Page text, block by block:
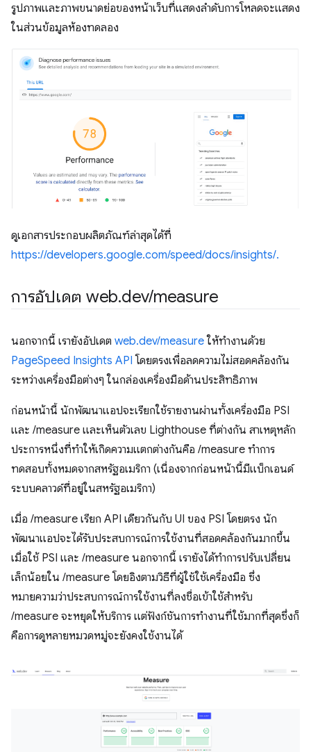
รูปภาพและภาพขนาดย่อของหน้าเว็บที่แสดงลำดับการโหลดจะแสดง
ในส่วนข้อมูลห้องทดลอง
ดูเอกสารประกอบผลิตภัณฑ์ล่าสุดได้ที่
https://developers.google.com/speed/docs/insights/.
การอัปเดต web.dev/measure
นอกจากนี้ เรายังอัปเดต web.dev/measure ให้ทำงานด้วย
PageSpeed Insights API โดยตรงเพื่อลดความไม่สอดคล้องกัน
ระหว่างเครื่องมือต่างๆ ในกล่องเครื่องมือด้านประสิทธิภาพ
ก่อนหน้านี้ นักพัฒนาแอปจะเรียกใช้รายงานผ่านทั้งเครื่องมือ PSI
และ /measure และเห็นตัวเลข Lighthouse ที่ต่างกัน สาเหตุหลัก
ประการหนึ่งที่ทำให้เกิดความแตกต่างกันคือ /measure ทำการ
ทดสอบทั้งหมดจากสหรัฐอเมริกา (เนื่องจากก่อนหน้านี้มีแบ็กเอนด์
ระบบคลาวด์ที่อยู่ในสหรัฐอเมริกา)
เมื่อ /measure เรียก API เดียวกันกับ UI ของ PSI โดยตรง นัก
พัฒนาแอปจะได้รับประสบการณ์การใช้งานที่สอดคล้องกันมากขึ้น
เมื่อใช้ PSI และ /measure นอกจากนี้ เรายังได้ทำการปรับเปลี่ยน
เล็กน้อยใน /measure โดยอิงตามวิธีที่ผู้ใช้ใช้เครื่องมือ ซึ่ง
หมายความว่าประสบการณ์การใช้งานที่ลงชื่อเข้าใช้สำหรับ
/measure จะหยุดให้บริการ แต่ฟังก์ชันการทำงานที่ใช้มากที่สุดซึ่งก็
คือการดูหลายหมวดหมู่จะยังคงใช้งานได้